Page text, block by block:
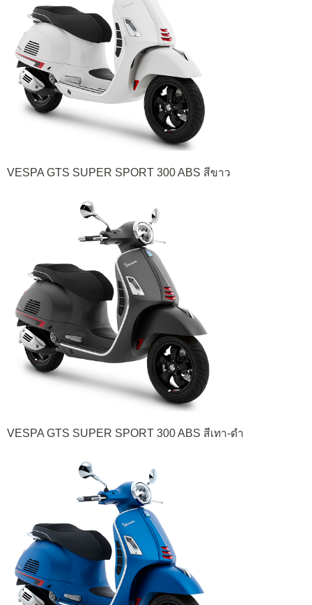
VESPA GTS SUPER SPORT 300 ABS สีขาว
VESPA GTS SUPER SPORT 300 ABS สีเทา-ดำ